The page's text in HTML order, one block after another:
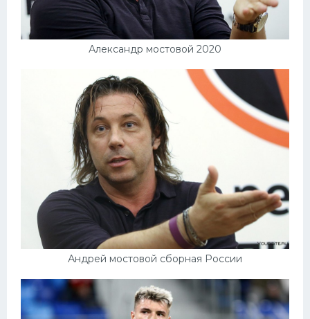
Александр мостовой 2020
Андрей мостовой сборная России